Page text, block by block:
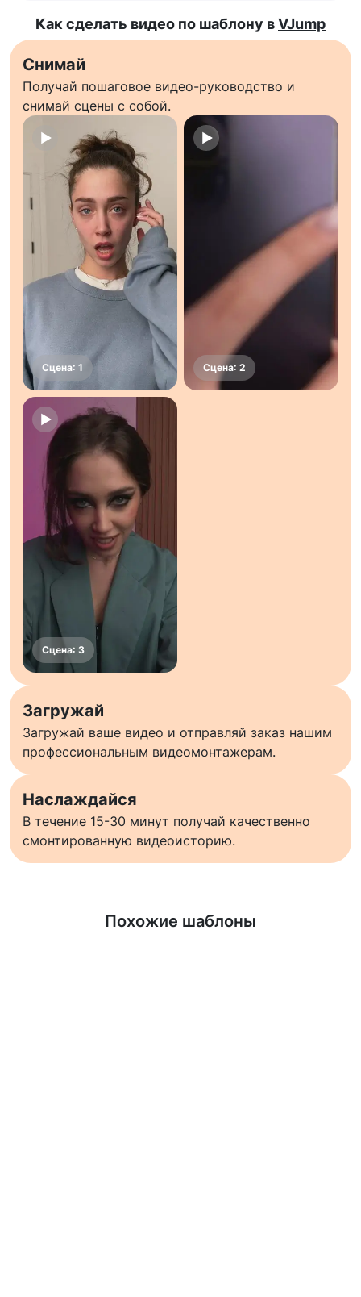
Как сделать видео по шаблону вVJump
Снимай
Получай пошаговое видео-руководство и
снимай сцены с собой.
Загружай
Загружай ваше видео и отправляй заказ нашим
профессиональным видеомонтажерам.
Наслаждайся
В течение 15-30 минут получай качественно
смонтированную видеоисторию.
Похожие шаблоны
Узнать больше